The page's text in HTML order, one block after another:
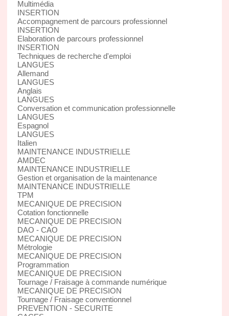
Multimédia
INSERTION
Accompagnement de parcours professionnel
INSERTION
Elaboration de parcours professionnel
INSERTION
Techniques de recherche d'emploi
LANGUES
Allemand
LANGUES
Anglais
LANGUES
Conversation et communication professionnelle
LANGUES
Espagnol
LANGUES
Italien
MAINTENANCE INDUSTRIELLE
AMDEC
MAINTENANCE INDUSTRIELLE
Gestion et organisation de la maintenance
MAINTENANCE INDUSTRIELLE
TPM
MECANIQUE DE PRECISION
Cotation fonctionnelle
MECANIQUE DE PRECISION
DAO - CAO
MECANIQUE DE PRECISION
Métrologie
MECANIQUE DE PRECISION
Programmation
MECANIQUE DE PRECISION
Tournage / Fraisage à commande numérique
MECANIQUE DE PRECISION
Tournage / Fraisage conventionnel
PREVENTION - SECURITE